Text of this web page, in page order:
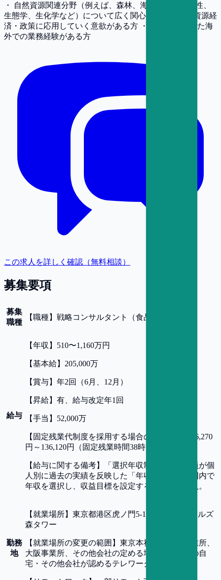
・ 自然資源関連分野（例えば、森林、海洋、生物多様性、
生態学、生化学など）について広く関心があり、自然資源経
済・政策に応用していく意欲がある方 ・ 農業に関連した海
外での業務経験がある方
この求人を詳しく確認（無料相談）
募集要項
募集
職種
【職種】 戦略コンサルタント（食品・農業）
給与
【年収 】 510〜1,160万円
【基本給】 205,000万
【 賞与】 年2回（6月、12月）
【昇給】 有、給与改定年1回
【手当 】 52,000万
【 固定残業代制度を採用する場合の詳細
月：76,270
円～136,120円（固定残業時間38時間30分/月）
【給与に関する備考】
「選択年収制度」（研究員が個
人別に過去の実績を反映した「年収上限」の範囲内で
年収を選択し、収益目標を設定する制度）を導入。
勤務
地
【 就業場所】 東京都港区虎ノ門5-11-2 オランダヒルズ
森タワー
【 就業場所の変更の範囲 】 東京本社、名古屋事業所、
大阪事業所、その他会社の定める場所及び職員の自
宅・その他会社が認めるテレワークを行う場所